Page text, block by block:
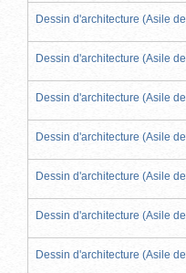
Dessin d'architecture (Asile
Dessin d'architecture (Asile
Dessin d'architecture (Asile
Dessin d'architecture (Asile
Dessin d'architecture (Asile
Dessin d'architecture (Asile
Dessin d'architecture (Asile